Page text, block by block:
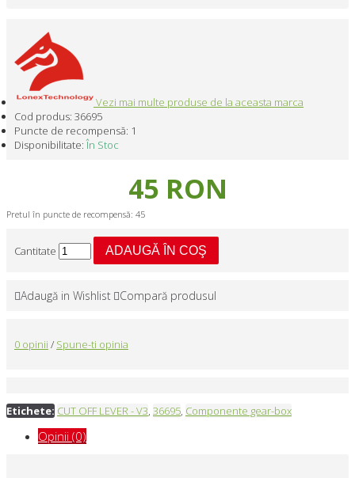
Vezi mai multe produse de la aceasta marca
Cod produs: 36695
Puncte de recompensă: 1
Disponibilitate:În Stoc
45 RON
Pretul în puncte de recompensă: 45
Cantitate ADAUGĂ ÎN COŞ
Adaugă in Wishlist Compară produsul
0 opinii / Spune-ti opinia
Etichete: CUT OFF LEVER - V3, 36695, Componente gear-box
Opinii (0)